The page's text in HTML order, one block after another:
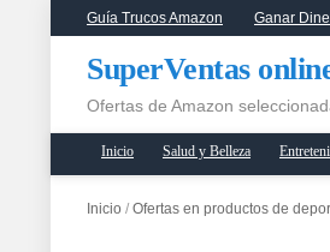
Guía Trucos Amazon Ganar
SuperVentas
Ofertas de Amazon
Inicio Salud y Belleza
Inicio / Ofertas en productos de